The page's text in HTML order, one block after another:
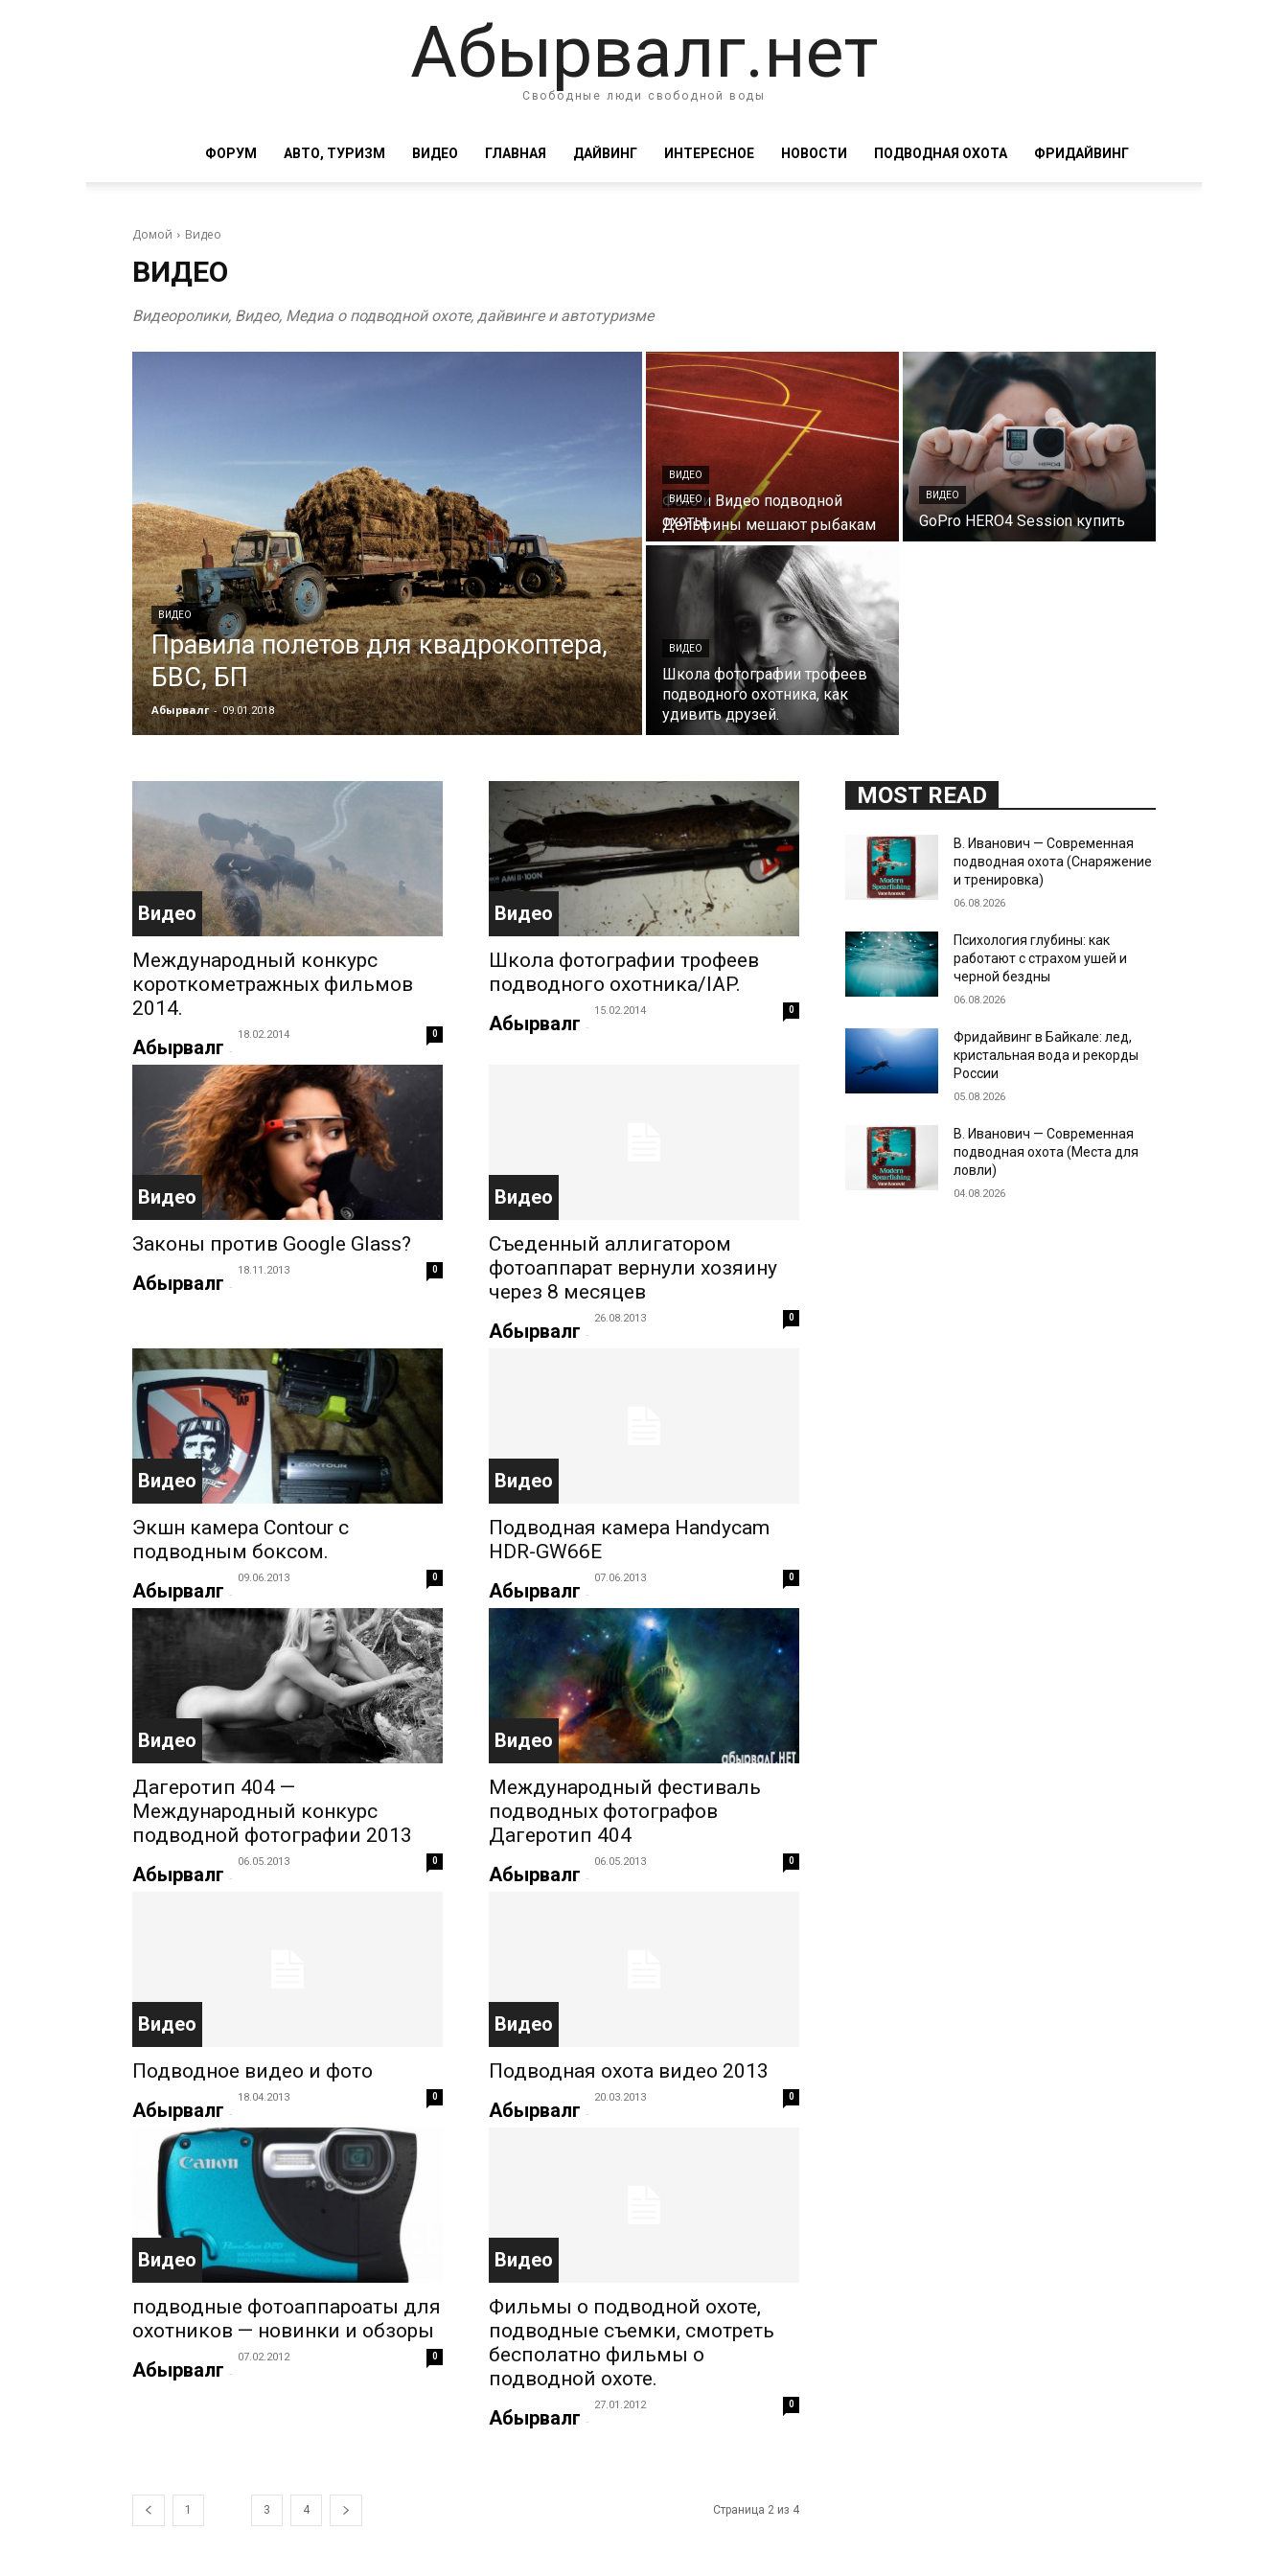
Абырвалг.нет
Свободные люди свободной воды
ФОРУМ АВТО, ТУРИЗМ ВИДЕО ГЛАВНАЯ ДАЙВИНГ ИНТЕРЕСНОЕ НОВОСТИ ПОДВОДНАЯ ОХОТА ФРИДАЙВИНГ
Домой Видео
ВИДЕО
Видеоролики, Видео, Медиа о подводной охоте, дайвинге и автотуризме
ВИДЕО
Правила полетов для квадрокоптера,
БВС, БП
Абырвалг - 09.01.2018
ВИДЕО
Фото и Видео подводной
охоты.
ВИДЕО
GoPro HERO4 Session купить
ВИДЕО
Дельфины мешают рыбакам
ВИДЕО
Школа фотографии трофеев
подводного охотника, как
удивить друзей.
Видео
Международный конкурс
короткометражных фильмов
2014.
Абырвалг -
18.02.2014 0
Видео
Школа фотографии трофеев
подводного охотника/IAP.
Абырвалг -
15.02.2014 0
Видео
Законы против Google Glass?
Абырвалг -
18.11.2013 0
Видео
Съеденный аллигатором
фотоаппарат вернули хозяину
через 8 месяцев
Абырвалг -
26.08.2013 0
Видео
Экшн камера Contour с
подводным боксом.
Абырвалг -
09.06.2013 0
Видео
Подводная камера Handycam
HDR-GW66E
Абырвалг -
07.06.2013 0
Видео
Дагеротип 404 —
Международный конкурс
подводной фотографии 2013
Абырвалг -
06.05.2013 0
Видео
Международный фестиваль
подводных фотографов
Дагеротип 404
Абырвалг -
06.05.2013 0
Видео
Подводное видео и фото
Абырвалг -
18.04.2013 0
Видео
Подводная охота видео 2013
Абырвалг -
20.03.2013 0
Видео
подводные фотоаппароаты для
охотников — новинки и обзоры
Абырвалг -
07.02.2012 0
Видео
Фильмы о подводной охоте,
подводные съемки, смотреть
бесполатно фильмы о
подводной охоте.
Абырвалг -
27.01.2012 0
1 3 4 Страница 2 из 4
MOST READ
В. Иванович — Современная
подводная охота (Снаряжение
и тренировка)
06.08.2026
Психология глубины: как
работают с страхом ушей и
черной бездны
06.08.2026
Фридайвинг в Байкале: лед,
кристальная вода и рекорды
России
05.08.2026
В. Иванович — Современная
подводная охота (Места для
ловли)
04.08.2026